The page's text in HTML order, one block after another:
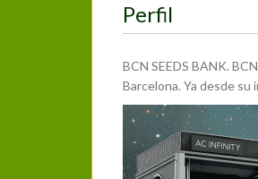
Perfil
BCN SEEDS BANK.
Barcelona. Ya desde
Más